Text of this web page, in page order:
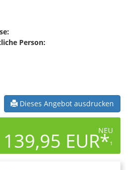
Person:
Dieses Angebot ausdrucken
NEU
139,95 EUR*1